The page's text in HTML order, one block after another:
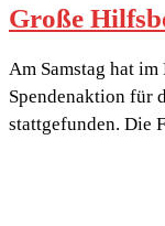
Große
Am Samstag hat
Spendenaktion für
stattgefunden. Die